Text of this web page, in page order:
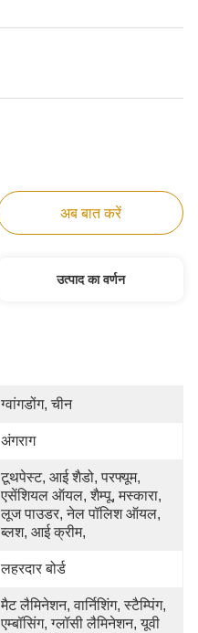
अब बात करें
उत्पाद का वर्णन
ग्वांगडोंग, चीन
अंगराग
टूथपेस्ट, आई शैडो, परफ्यूम,
एसेंशियल ऑयल, शैम्पू, मस्कारा,
लूज पाउडर, नेल पॉलिश ऑयल,
ब्लश, आई क्रीम,
लहरदार बोर्ड
मैट लैमिनेशन, वार्निशिंग, स्टैम्पिंग,
एम्बॉसिंग, ग्लॉसी लैमिनेशन, यूवी